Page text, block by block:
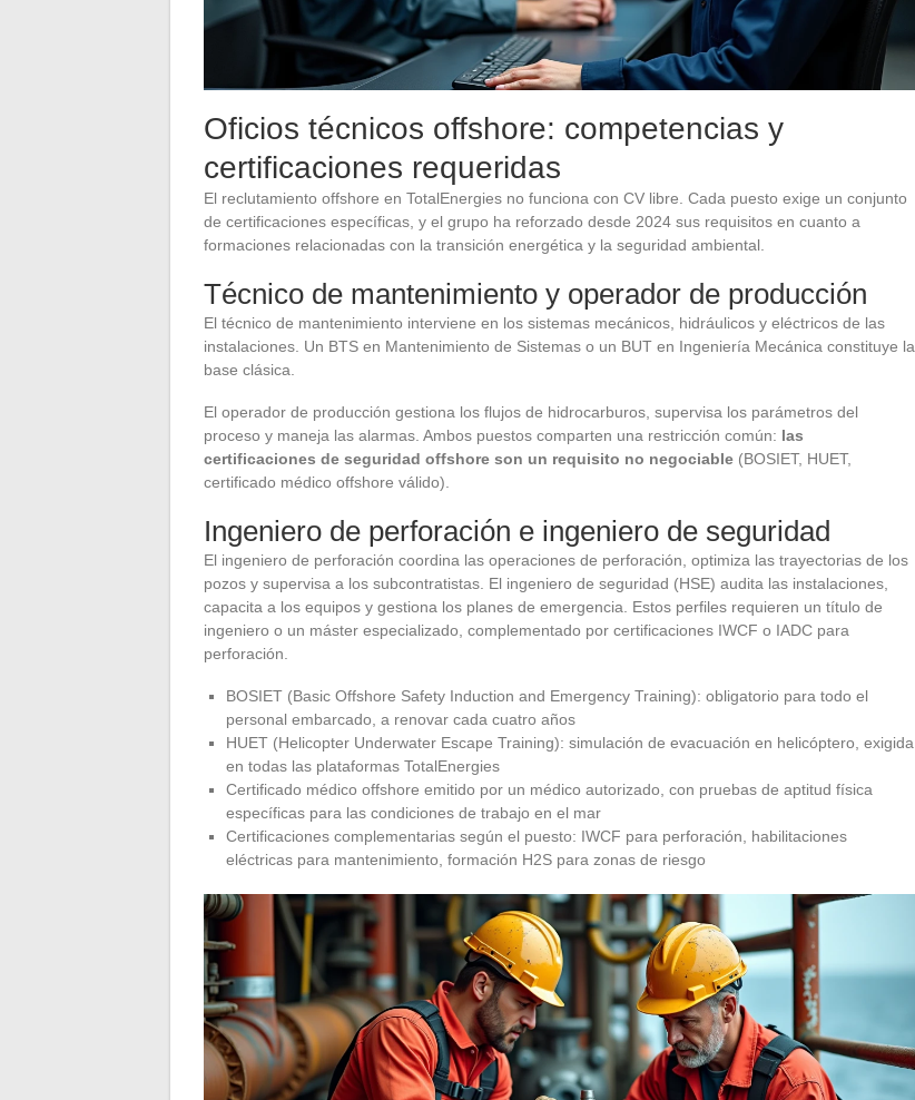
Oficios técnicos offshore: competencias y
certificaciones requeridas
El reclutamiento offshore en TotalEnergies no funciona con CV libre. Cada puesto exige un conjunto
de certificaciones específicas, y el grupo ha reforzado desde 2024 sus requisitos en cuanto a
formaciones relacionadas con la transición energética y la seguridad ambiental.
Técnico de mantenimiento y operador de producción
El técnico de mantenimiento interviene en los sistemas mecánicos, hidráulicos y eléctricos de las
instalaciones. Un BTS en Mantenimiento de Sistemas o un BUT en Ingeniería Mecánica constituye la
base clásica.
El operador de producción gestiona los flujos de hidrocarburos, supervisa los parámetros del
proceso y maneja las alarmas. Ambos puestos comparten una restricción común: las
certificaciones de seguridad offshore son un requisito no negociable (BOSIET, HUET,
certificado médico offshore válido).
Ingeniero de perforación e ingeniero de seguridad
El ingeniero de perforación coordina las operaciones de perforación, optimiza las trayectorias de los
pozos y supervisa a los subcontratistas. El ingeniero de seguridad (HSE) audita las instalaciones,
capacita a los equipos y gestiona los planes de emergencia. Estos perfiles requieren un título de
ingeniero o un máster especializado, complementado por certificaciones IWCF o IADC para
perforación.
BOSIET (Basic Offshore Safety Induction and Emergency Training): obligatorio para todo el
personal embarcado, a renovar cada cuatro años
HUET (Helicopter Underwater Escape Training): simulación de evacuación en helicóptero, exigida
en todas las plataformas TotalEnergies
Certificado médico offshore emitido por un médico autorizado, con pruebas de aptitud física
específicas para las condiciones de trabajo en el mar
Certificaciones complementarias según el puesto: IWCF para perforación, habilitaciones
eléctricas para mantenimiento, formación H2S para zonas de riesgo